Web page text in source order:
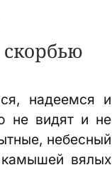
надеемся и
не видят и не
небесный
вялых